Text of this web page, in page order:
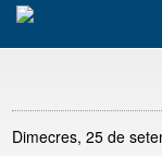
Navegació
principal
Dimecres, 25 de